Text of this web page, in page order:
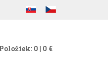
Položiek: 0 | 0 €